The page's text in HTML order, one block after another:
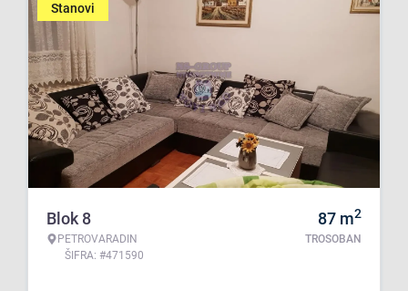
Stanovi
Blok 8
PETROVARADIN
ŠIFRA: #471590
87 m2
TROSOBAN